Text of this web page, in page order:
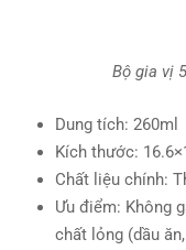
Bộ gia vị
Dung tích: 260ml
Kích thước:
Chất liệu chính:
Ưu điểm: Không
chất lỏng (dầu